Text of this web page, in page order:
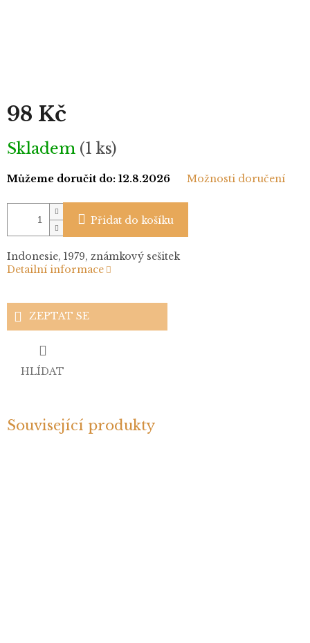
98 Kč
Měrná
cena:
Skladem (1 ks)
Můžeme doručit do: 12.8.2026 Možnosti doručení
Přidat do košíku
Indonesie, 1979, známkový sešitek
Detailní informace
ZEPTAT SE
HLÍDAT
Související produkty